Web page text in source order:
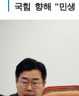
국힘 향해 "민생